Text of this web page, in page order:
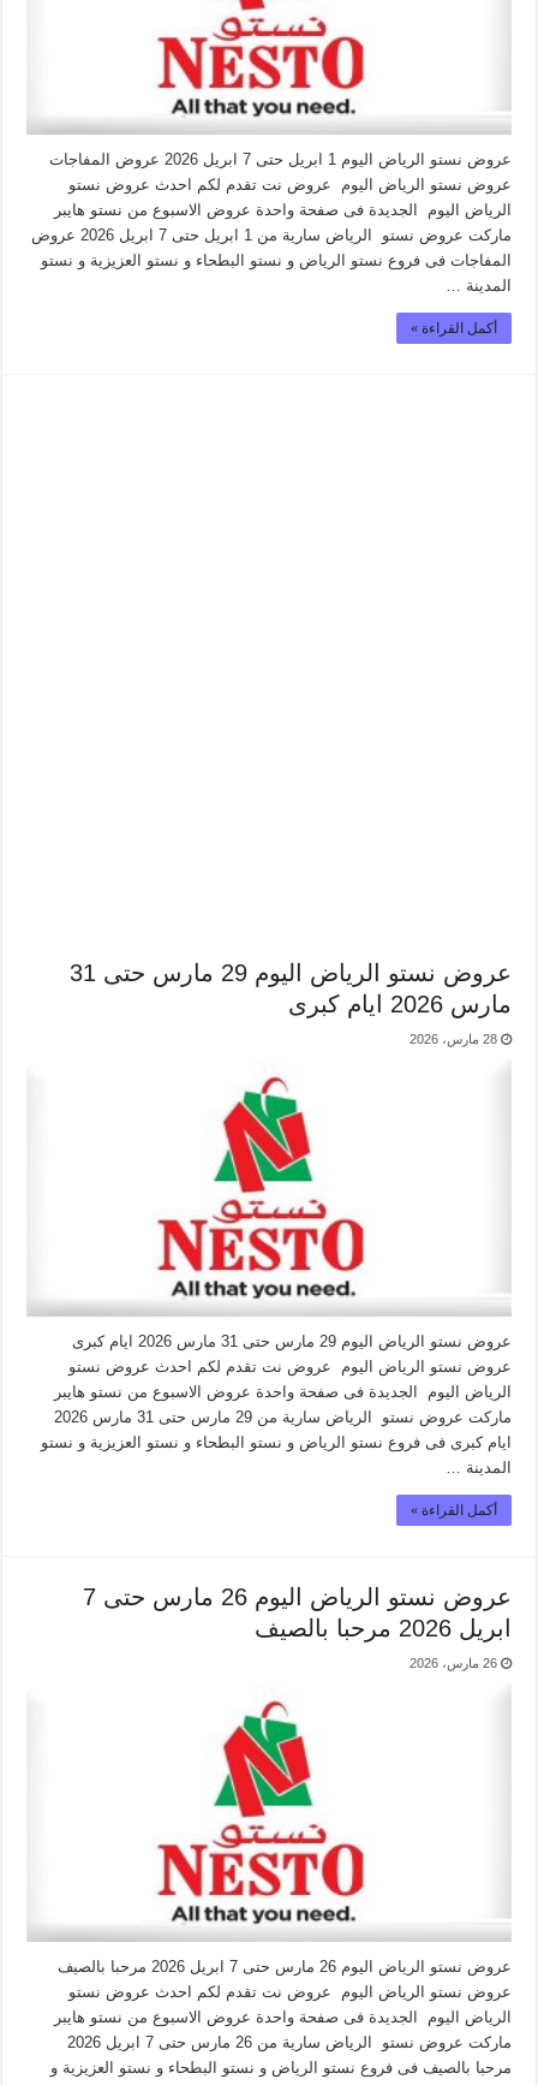
عروض نستو الرياض اليوم 1 ابريل حتى 7 ابريل 2026 عروض المفاجات
عروض نستو الرياض اليوم عروض نت تقدم لكم احدث عروض نستو
الرياض اليوم الجديدة فى صفحة واحدة عروض الاسبوع من نستو هايبر
ماركت عروض نستو الرياض سارية من 1 ابريل حتى 7 ابريل 2026 عروض
المفاجات فى فروع نستو الرياض و نستو البطحاء و نستو العزيزية و نستو
المدينة …
أكمل القراءة »
عروض نستو الرياض اليوم 29 مارس حتى 31
مارس 2026 ايام كبرى
28 مارس، 2026
عروض نستو الرياض اليوم 29 مارس حتى 31 مارس 2026 ايام كبرى
عروض نستو الرياض اليوم عروض نت تقدم لكم احدث عروض نستو
الرياض اليوم الجديدة فى صفحة واحدة عروض الاسبوع من نستو هايبر
ماركت عروض نستو الرياض سارية من 29 مارس حتى 31 مارس 2026
ايام كبرى فى فروع نستو الرياض و نستو البطحاء و نستو العزيزية و نستو
المدينة …
أكمل القراءة »
عروض نستو الرياض اليوم 26 مارس حتى 7
ابريل 2026 مرحبا بالصيف
26 مارس، 2026
عروض نستو الرياض اليوم 26 مارس حتى 7 ابريل 2026 مرحبا بالصيف
عروض نستو الرياض اليوم عروض نت تقدم لكم احدث عروض نستو
الرياض اليوم الجديدة فى صفحة واحدة عروض الاسبوع من نستو هايبر
ماركت عروض نستو الرياض سارية من 26 مارس حتى 7 ابريل 2026
مرحبا بالصيف فى فروع نستو الرياض و نستو البطحاء و نستو العزيزية و